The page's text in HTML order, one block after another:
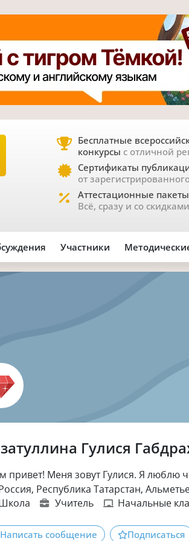
Бесплатные
конкурсы с отличной
Сертификаты
от
Аттестационные пакеты
Всё, сразу и со
Участники
Гулися
привет! Меня зовут Гулися. Я люблю
Республика Татарстан,
Учитель Начальные
Написать сообщение Подписаться